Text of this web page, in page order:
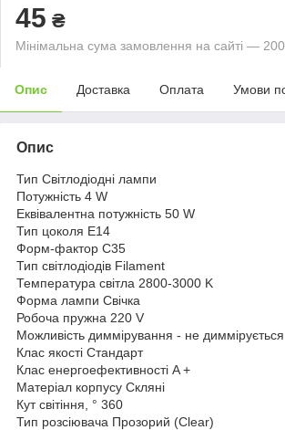
45 ₴
Мінімальна сума замовлення на сайті —
Опис Доставка Оплата Умови
Опис
Тип Світлодіодні лампи
Потужність 4 W
Еквівалентна потужність 50 W
Тип цоколя E14
Форм-фактор C35
Тип світлодіодів Filament
Температура світла 2800-3000 K
Форма лампи Свічка
Робоча пружна 220 V
Можливість диммірування - не диммірується
Клас якості Стандарт
Клас енергоефективності A +
Матеріал корпусу Скляні
Кут світіння, ° 360
Тип розсіювача Прозорий (Clear)